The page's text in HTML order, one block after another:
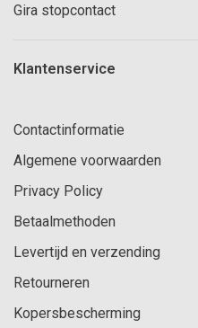
Gira stopcontact
Klantenservice
Contactinformatie
Algemene voorwaarden
Privacy Policy
Betaalmethoden
Levertijd en verzending
Retourneren
Kopersbescherming